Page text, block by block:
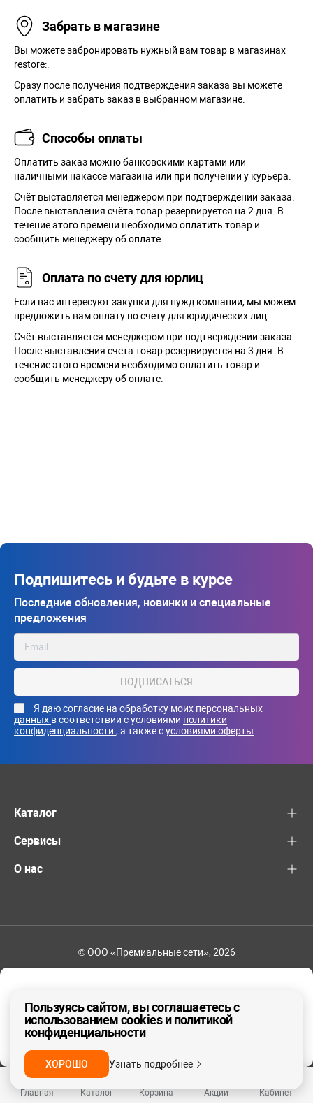
Главная Каталог Корзина Акции Кабинет
ДА, ВЕРНО
Забрать в магазине
Вы можете забронировать нужный вам товар в магазинах
restore:.
Сразу после получения подтверждения заказа вы можете
оплатить и забрать заказ в выбранном магазине.
Способы оплаты
Оплатить заказ можно банковскими картами или
наличными накассе магазина или при получении у курьера.
Cчёт выставляется менеджером при подтверждении заказа.
После выставления счёта товар резервируется на 2 дня. В
течение этого времени необходимо оплатить товар и
сообщить менеджеру об оплате.
Оплата по счету для юрлиц
Если вас интересуют закупки для нужд компании, мы можем
предложить вам оплату по счету для юридических лиц.
Счёт выставляется менеджером при подтверждении заказа.
После выставления счета товар резервируется на 3 дня. В
течение этого времени необходимо оплатить товар и
сообщить менеджеру об оплате.
Подпишитесь и будьте в курсе
Последние обновления, новинки и специальные
предложения
ПОДПИСАТЬСЯ
Я даюсогласие на обработку моих персональных
данных в соответствии с условиями политики
конфиденциальности , а также сусловиями оферты
Каталог
Сервисы
О нас
© ООО «Премиальные сети», 2026
Пользуясь сайтом, вы соглашаетесь с
использованием cookies и политикой
конфиденциальности
ХОРОШО Узнать подробнее